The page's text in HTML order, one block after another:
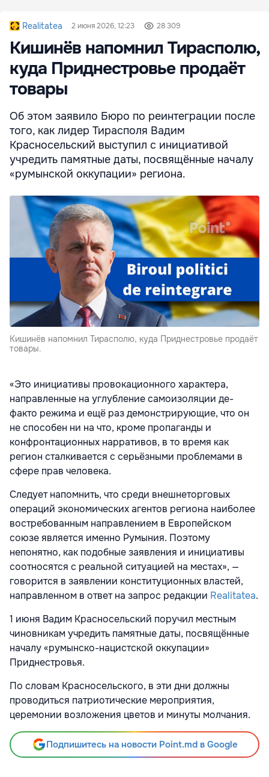
Realitatea 2 июня 2026, 12:23 28 309
Кишинёв напомнил Тирасполю,
куда Приднестровье продаёт
товары
Об этом заявило Бюро по реинтеграции после
того, как лидер Тирасполя Вадим
Красносельский выступил с инициативой
учредить памятные даты, посвящённые началу
«румынской оккупации» региона.
Кишинёв напомнил Тирасполю, куда Приднестровье продаёт
товары.
«Это инициативы провокационного характера,
направленные на углубление самоизоляции де-
факто режима и ещё раз демонстрирующие, что он
не способен ни на что, кроме пропаганды и
конфронтационных нарративов, в то время как
регион сталкивается с серьёзными проблемами в
сфере прав человека.
Следует напомнить, что среди внешнеторговых
операций экономических агентов региона наиболее
востребованным направлением в Европейском
союзе является именно Румыния. Поэтому
непонятно, как подобные заявления и инициативы
соотносятся с реальной ситуацией на местах», —
говорится в заявлении конституционных властей,
направленном в ответ на запрос редакции Realitatea.
1 июня Вадим Красносельский поручил местным
чиновникам учредить памятные даты, посвящённые
началу «румынско-нацистской оккупации»
Приднестровья.
По словам Красносельского, в эти дни должны
проводиться патриотические мероприятия,
церемонии возложения цветов и минуты молчания.
Подпишитесь на новости Point.md в Google